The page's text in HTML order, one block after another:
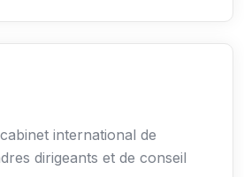
international de
dirigeants et de conseil